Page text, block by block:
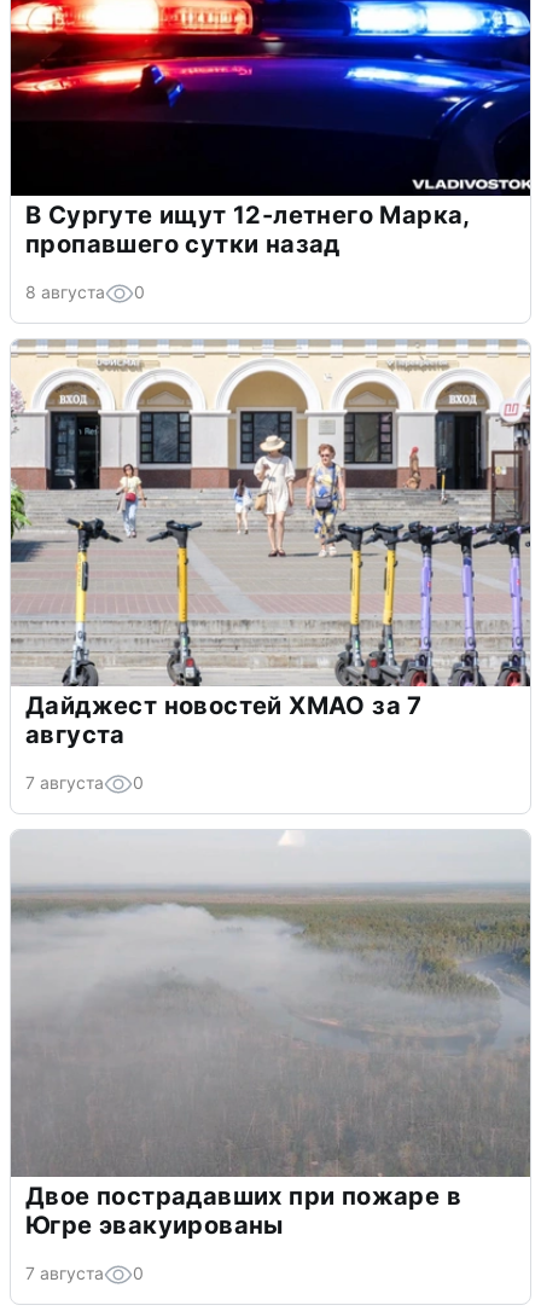
В Сургуте ищут 12-летнего Марка,
пропавшего сутки назад
8 августа 0
Дайджест новостей ХМАО за 7
августа
7 августа 0
Двое пострадавших при пожаре в
Югре эвакуированы
7 августа 0